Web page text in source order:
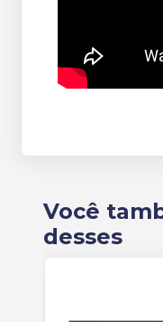
Você
desses